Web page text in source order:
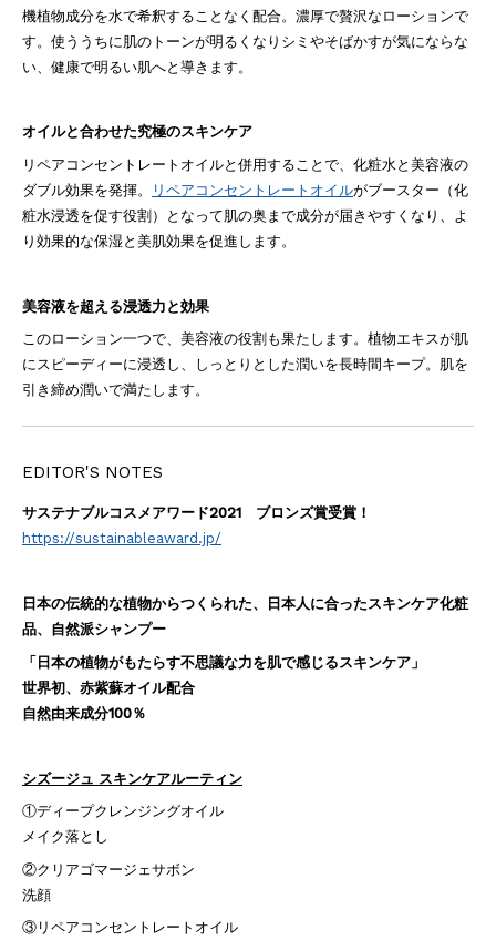
機植物成分を水で希釈することなく配合。濃厚で贅沢なローションで
す。使ううちに肌のトーンが明るくなりシミやそばかすが気にならな
い、健康で明るい肌へと導きます​​。
オイルと合わせた究極のスキンケア
リペアコンセントレートオイルと併用することで、化粧水と美容液の
ダブル効果を発揮。
リペアコンセントレートオイルがブースター（化
粧水浸透を促す役割）となって肌の奥まで成分が届きやすくなり、よ
り効果的な保湿と美肌効果を促進します​​。
美容液を超える浸透力と効果
このローション一つで、美容液の役割も果たします。植物エキスが肌
にスピーディーに浸透し、しっとりとした潤いを長時間キープ。肌を
引き締め潤いで満たします​​。
EDITOR'S NOTES
サステナブルコスメアワード2021 ブロンズ賞受賞！
https://sustainableaward.jp/
日本の伝統的な植物からつくられた、日本人に合ったスキンケア化粧
品、自然派シャンプー
「日本の植物がもたらす不思議な力を肌で感じるスキンケア」
世界初、赤紫蘇オイル配合
自然由来成分100％
シズージュ スキンケアルーティン
①ディープクレンジングオイル
メイク落とし
②クリアゴマージェサボン
洗顔
③リペアコンセントレートオイル